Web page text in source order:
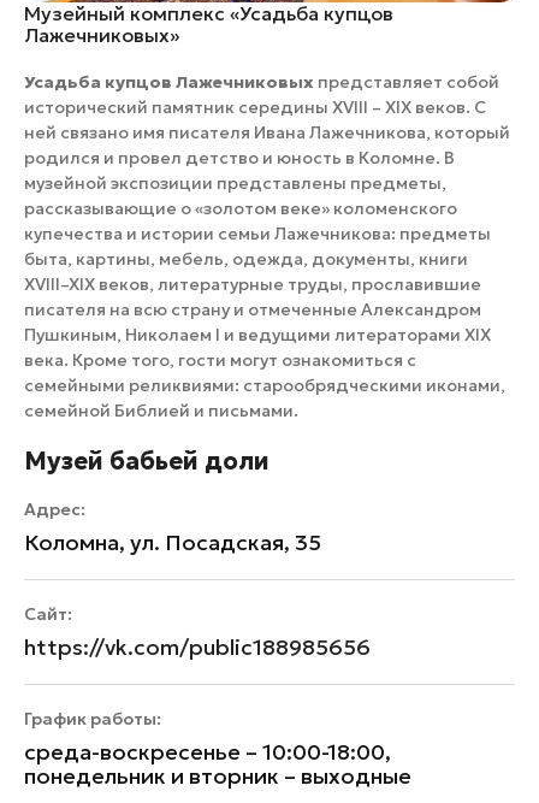
Музейный комплекс «Усадьба купцов
Лажечниковых»
Усадьба купцов Лажечниковых представляет собой
исторический памятник середины ХVIII – ХIХ веков. С
ней связано имя писателя Ивана Лажечникова, который
родился и провел детство и юность в Коломне. В
музейной экспозиции представлены предметы,
рассказывающие о «золотом веке» коломенского
купечества и истории семьи Лажечникова: предметы
быта, картины, мебель, одежда, документы, книги
XVIII–XIX веков, литературные труды, прославившие
писателя на всю страну и отмеченные Александром
Пушкиным, Николаем I и ведущими литераторами XIX
века. Кроме того, гости могут ознакомиться с
семейными реликвиями: старообрядческими иконами,
семейной Библией и письмами.
Музей бабьей доли
Адрес:
Коломна, ул. Посадская, 35
Сайт:
https://vk.com/public188985656
График работы:
среда-воскресенье – 10:00-18:00,
понедельник и вторник – выходные